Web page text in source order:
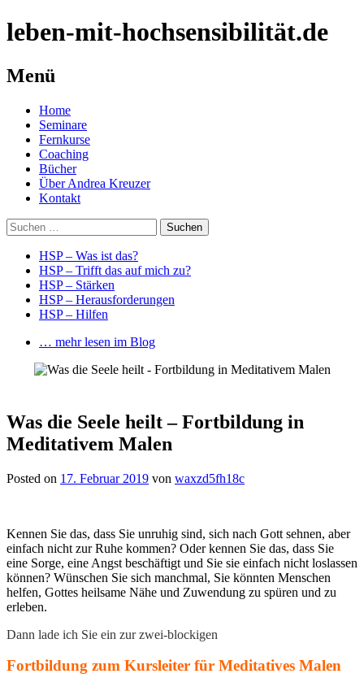
leben-mit-hochsensibilität.de
Menü
Springe
zum
Inhalt
Home
Seminare
Fernkurse
Coaching
Bücher
Über Andrea Kreuzer
Kontakt
Suchen
nach:
HSP – Was ist das?
HSP – Trifft das auf mich zu?
HSP – Stärken
HSP – Herausforderungen
HSP – Hilfen
… mehr lesen im Blog
Was die Seele heilt – Fortbildung in
Meditativem Malen
Posted on 17. Februar 2019 von waxzd5fh18c
Kennen Sie das, dass Sie unruhig sind, sich nach Gott sehnen, aber
einfach nicht zur Ruhe kommen? Oder kennen Sie das, dass Sie
eine Sorge, eine Angst beschäftigt und Sie sie einfach nicht loslassen
können? Wünschen Sie sich manchmal, Sie könnten Menschen
helfen, Gottes heilsame Nähe und Zuwendung zu spüren und zu
erleben.
Dann lade ich Sie ein zur zwei-blockigen
Fortbildung zum Kursleiter für Meditatives Malen